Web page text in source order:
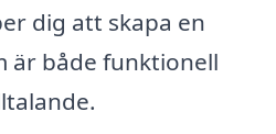
dig att skapa en
är både funktionell